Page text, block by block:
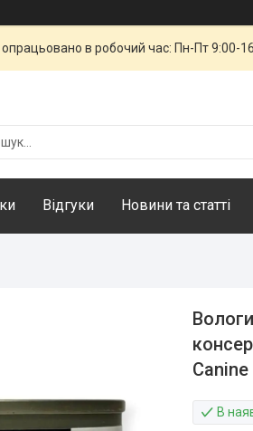
в робочий час: Пн-Пт 9:00-
Відгуки Новини та статті
Canine
В